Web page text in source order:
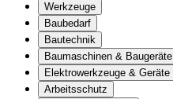
Werkzeuge
Baubedarf
Bautechnik
Baumaschinen & Baugeräte
Elektrowerkzeuge & Geräte
Arbeitsschutz